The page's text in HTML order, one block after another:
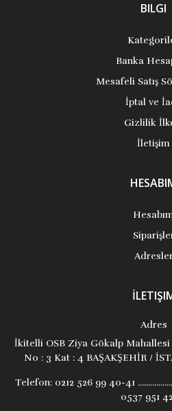
BILGI
Banka
Mesafeli Satış
İptal ve
Gizlilik
İletişim
Adres
İkitelli OSB Ziya Gökalp Mahallesi
No : 3 Kat : 4 BAŞAKŞEHİR /
Telefon:0212 526 99 40-41
0537 951